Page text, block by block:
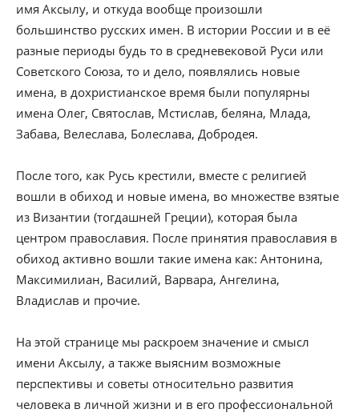
имя Аксылу, и откуда вообще произошли
большинство русских имен. В истории России и в её
разные периоды будь то в средневековой Руси или
Советского Союза, то и дело, появлялись новые
имена, в дохристианское время были популярны
имена Олег, Святослав, Мстислав, беляна, Млада,
Забава, Велеслава, Болеслава, Добродея.
После того, как Русь крестили, вместе с религией
вошли в обиход и новые имена, во множестве взятые
из Византии (тогдашней Греции), которая была
центром православия. После принятия православия в
обиход активно вошли такие имена как: Антонина,
Максимилиан, Василий, Варвара, Ангелина,
Владислав и прочие.
На этой странице мы раскроем значение и смысл
имени Аксылу, а также выясним возможные
перспективы и советы относительно развития
человека в личной жизни и в его профессиональной